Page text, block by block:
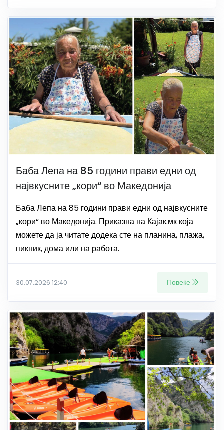
Баба Лепа на 85 години прави едни од
највкусните „кори“ во Македонија
Баба Лепа на 85 години прави едни од највкусните
„кори“ во Македонија. Приказна на Кајак.мк која
можете да ја читате додека сте на планина, плажа,
пикник, дома или на работа.
30.07.2026 12:40 Повеќе